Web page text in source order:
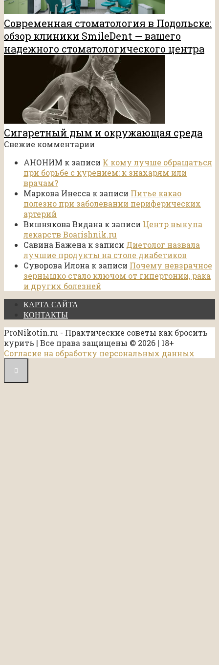
Современная стоматология в Подольске:
обзор клиники SmileDent — вашего
надежного стоматологического центра
Сигаретный дым и окружающая среда
Свежие комментарии
АНОНИМ к записи К кому лучше обращаться
при борьбе с курением: к знахарям или
врачам?
Маркова Инесса к записи Питье какао
полезно при заболевании периферических
артерий
Вишнякова Видана к записи Центр выкупа
лекарств Boarishnik.ru
Савина Бажена к записи Диетолог назвала
лучшие продукты на столе диабетиков
Суворова Илона к записи Почему невзрачное
зернышко стало ключом от гипертонии, рака
и других болезней
КАРТА САЙТА
КОНТАКТЫ
ProNikotin.ru - Практические советы как бросить
курить | Все права защищены © 2026 | 18+
Согласие на обработку персональных данных